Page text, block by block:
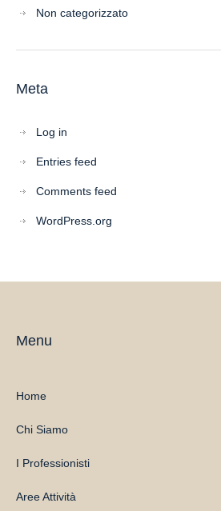
Non categorizzato
Meta
Log in
Entries feed
Comments feed
WordPress.org
Menu
Home
Chi Siamo
I Professionisti
Aree Attività